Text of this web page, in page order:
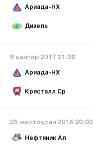
Ариада-НХ
Дизель
9 қаңтар 2017 21:30
Ариада-НХ
Кристалл Ср
25 желтоқсан 2016 20:00
Нефтяник Ал